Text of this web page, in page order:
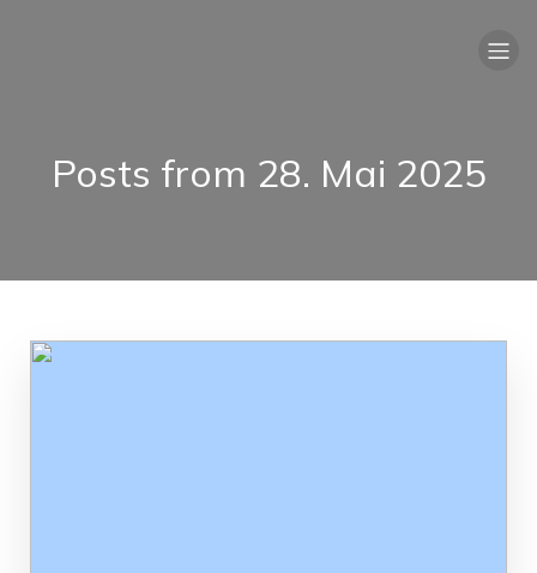
Posts from 28. Mai 2025